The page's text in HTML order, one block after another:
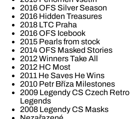
2016 OFS Silver Season
2016 Hidden Treasures
2018 LTC Praha
2016 OFS Icebook
2015 Pearls from stock
2014 OFS Masked Stories
2012 Winners Take All
2012 HC Most
2011 He Saves He Wins
2010 Petr Bříza Milestones
2009 Legendy CS Czech Retro
Legends
2008 Legendy CS Masks